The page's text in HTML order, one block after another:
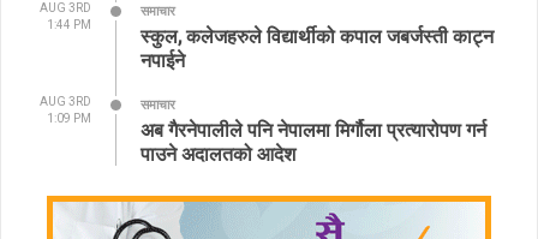
AUG 3RD
1:44 PM
समाचार
स्कुल, कलेजहरुले विद्यार्थीको कपाल जबर्जस्ती काट्न
नपाईने
AUG 3RD
1:09 PM
समाचार
अब गैरनेपालीले पनि नेपालमा मिर्गौला प्रत्यारोपण गर्न
पाउने अदालतको आदेश